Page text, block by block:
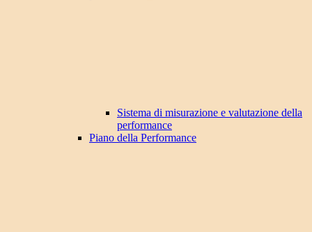
Sistema di misurazione e valutazione della
performance
Piano della Performance